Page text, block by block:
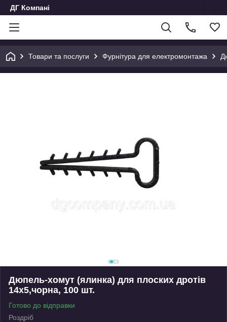
ДГ Компані
Товари та послуги Фурнітура для електромонтажа
Дюпель-хомут (ялинка) для плоских дротів
14х5,чорна, 100 шт.
Готово до відправки
Роздріб